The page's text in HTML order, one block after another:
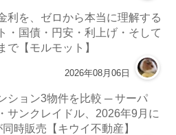
利を、ゼロから本当に理解する
・国債・円安・利上げ・そして
で【モルモット】
2026年08月06日
ション3物件を比較 ─ サーパ
サンクレイドル、2026年9月に
時販売【キウイ不動産】